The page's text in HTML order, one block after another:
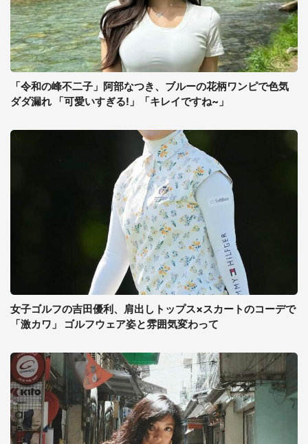
「令和の峰不二子」阿部なつき、ブルーの花柄ワンピで色気
ダダ漏れ 「可愛いすぎる!」「キレイですね~」
女子ゴルフの吉田優利、肩出しトップス×スカートのコーデで
「激カワ」 ゴルフウェア姿と雰囲気変わって